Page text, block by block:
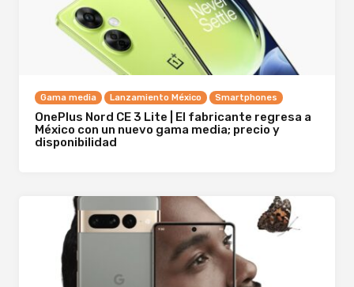
Gama media Lanzamiento México Smartphones
OnePlus Nord CE 3 Lite | El fabricante regresa a
México con un nuevo gama media; precio y
disponibilidad